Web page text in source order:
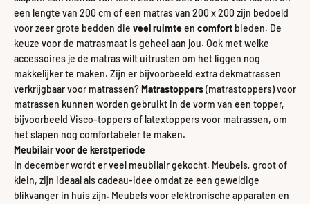
een lengte van 200 cm of een matras van 200 x 200 zijn bedoeld
voor zeer grote bedden die veel ruimte en comfort bieden. De
keuze voor de matrasmaat is geheel aan jou. Ook met welke
accessoires je de matras wilt uitrusten om het liggen nog
makkelijker te maken. Zijn er bijvoorbeeld extra dekmatrassen
verkrijgbaar voor matrassen?Matrastoppers(matrastoppers) voor
matrassen kunnen worden gebruikt in de vorm van een topper,
bijvoorbeeld Visco-toppers of latextoppers voor matrassen, om
het slapen nog comfortabeler te maken.
Meubilair voor de kerstperiode
In december wordt er veel meubilair gekocht. Meubels, groot of
klein, zijn ideaal als cadeau-idee omdat ze een geweldige
blikvanger in huis zijn. Meubels voor elektronische apparaten en